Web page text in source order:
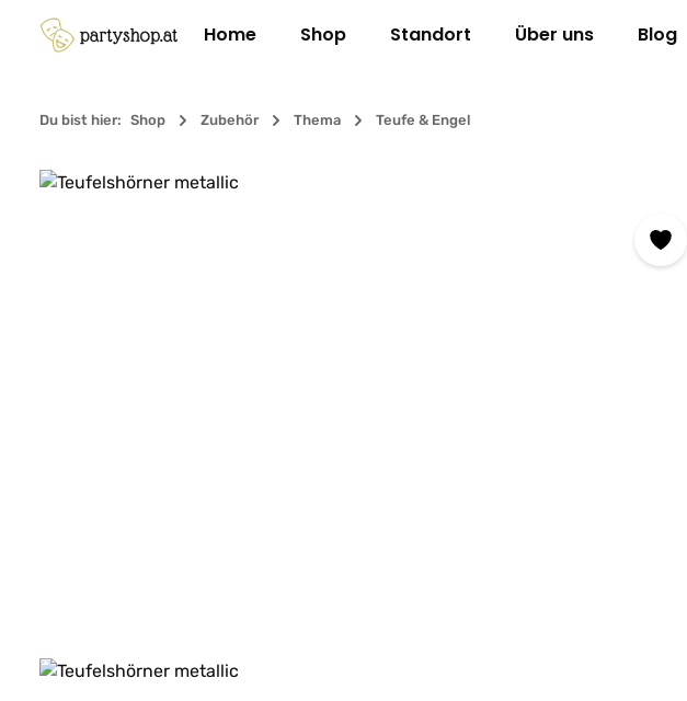
Hauptinhalt springen
Zur Suche springen
Zur Hauptnavigation springen
Home Shop Standort Über uns Blog
Du bist hier: Shop Zubehör Thema Teufe & Engel
Bildergalerie überspringen